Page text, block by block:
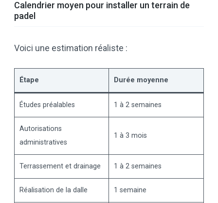
Calendrier moyen pour installer un terrain de
padel
Voici une estimation réaliste :
Étape Durée moyenne
Études préalables 1 à 2 semaines
Autorisations
administratives
1 à 3 mois
Terrassement et drainage 1 à 2 semaines
Réalisation de la dalle 1 semaine